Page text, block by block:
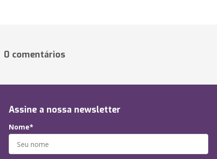
0 comentários
Assine a nossa newsletter
Nome*